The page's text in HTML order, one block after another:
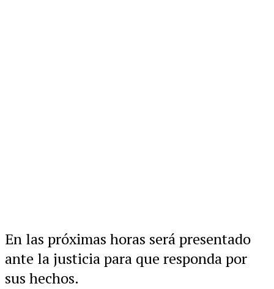
En las próximas horas será presentado
ante la justicia para que responda por
sus hechos.